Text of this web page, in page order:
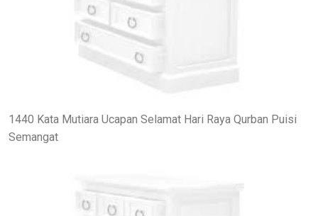
1440 Kata Mutiara Ucapan Selamat Hari Raya Qurban Puisi
Semangat